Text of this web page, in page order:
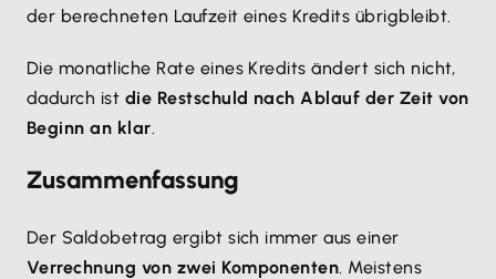
der berechneten Laufzeit eines Kredits übrigbleibt.
Die monatliche Rate eines Kredits ändert sich nicht,
dadurch ist die Restschuld nach Ablauf der Zeit von
Beginn an klar.
Zusammenfassung
Der Saldobetrag ergibt sich immer aus einer
Verrechnung von zwei Komponenten. Meistens